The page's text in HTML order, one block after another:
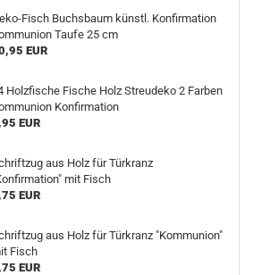
Fisch Buchsbaum künstl. Konfirmation
Taufe 25 cm
EUR
Holzfische Fische Holz Streudeko 2 Farben
Konfirmation
EUR
aus Holz für Türkranz
mit Fisch
EUR
aus Holz für Türkranz "Kommunion"
Fisch
EUR